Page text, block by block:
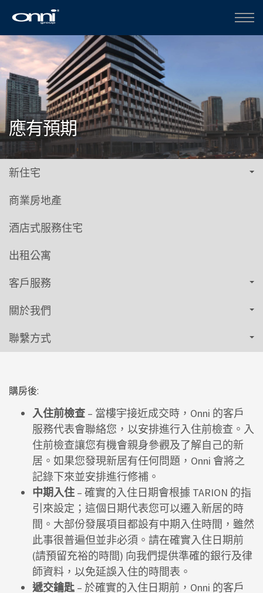
應有預期
新住宅
商業房地產
酒店式服務住宅
出租公寓
客戶服務
關於我們
聯繫方式
購房後:
入住前檢查 – 當樓宇接近成交時，Onni 的客戶
服務代表會聯絡您，以安排進行入住前檢查。入
住前檢查讓您有機會親身參觀及了解自己的新
居。如果您發現新居有任何問題，Onni 會將之
記錄下來並安排進行修補。
中期入住 – 確實的入住日期會根據 TARION 的指
引來設定；這個日期代表您可以遷入新居的時
間。大部份發展項目都設有中期入住時間，雖然
此事很普遍但並非必須。請在確實入住日期前
(請預留充裕的時間) 向我們提供準確的銀行及律
師資料，以免延誤入住的時間表。
遞交鑰匙 – 於確實的入住日期前，Onni 的客戶